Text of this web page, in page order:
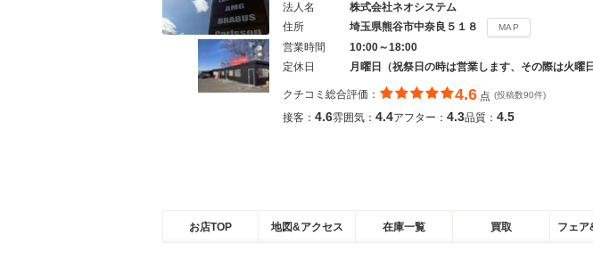
法人名
株式会社ネオシステム
住所
埼玉県熊谷市中奈良５１８ MAP
営業時間
10:00～18:00
定休日
月曜日（祝祭日の時は営業します、その際は火曜
クチコミ総合評価： 4.6 点 (投稿数90件)
接客： 4.6雰囲気： 4.4アフター： 4.3品質： 4.5
お店TOP 地図&アクセス 在庫一覧 買取 フェア